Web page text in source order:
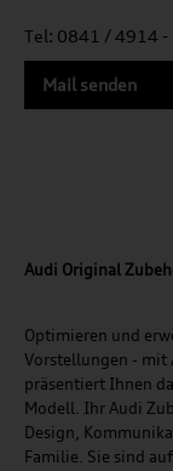
Tel: 0841 / 4914 -
Mail senden
Audi Original
Optimieren und
Vorstellungen - mit
präsentiert Ihnen
Modell. Ihr Audi
Design,
Familie. Sie sind